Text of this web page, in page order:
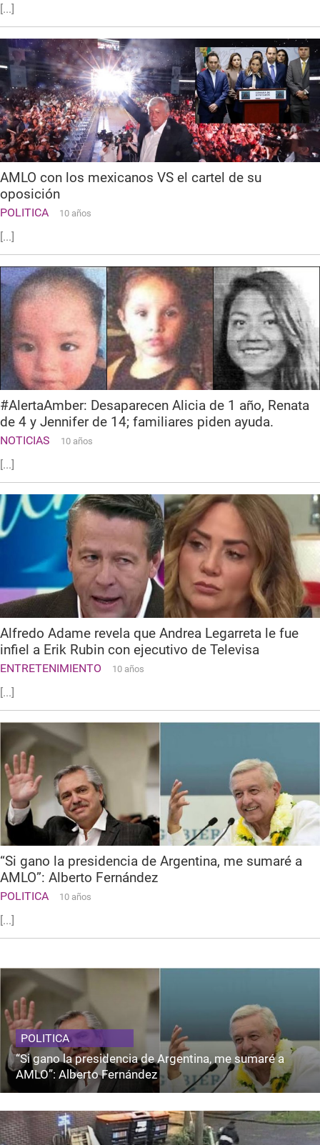
[...]
AMLO con los mexicanos VS el cartel de su
oposición
POLITICA 10 años
[...]
#AlertaAmber: Desaparecen Alicia de 1 año, Renata
de 4 y Jennifer de 14; familiares piden ayuda.
NOTICIAS 10 años
[...]
Alfredo Adame revela que Andrea Legarreta le fue
infiel a Erik Rubin con ejecutivo de Televisa
ENTRETENIMIENTO 10 años
[...]
“Si gano la presidencia de Argentina, me sumaré a
AMLO”: Alberto Fernández
POLITICA 10 años
[...]
POLITICA
“Si gano la presidencia de Argentina, me sumaré a
AMLO”: Alberto Fernández